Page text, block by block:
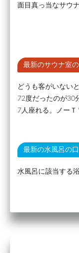
面目真っ当なサウ
最新のサウナ室の
どうも客がいない
72度だったのが30
7人座れる。ノーＴ
最新の水風呂の口
水風呂に該当する